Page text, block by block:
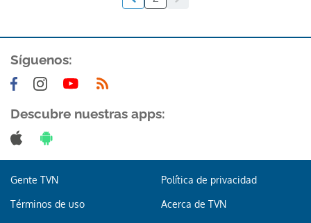
Síguenos:
Descubre nuestras apps:
Gente TVN Política de privacidad
Términos de uso Acerca de TVN